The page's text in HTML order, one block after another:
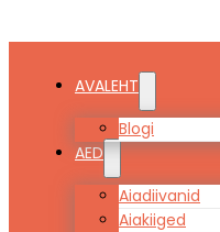
AVALEHT
Blogi
AED
Aiadiivanid
Aiakiiged